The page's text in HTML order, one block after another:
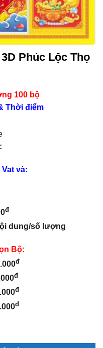
Phúc Lộc Thọ
100 bộ
Thời điểm
Vat và:
đ
dung/số lượng
Bộ:
đ
đ
đ
đ
Thọ số lượng